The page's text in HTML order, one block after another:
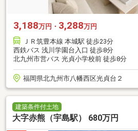
3,188万円・ 3,288万円
ＪＲ筑豊本線 本城駅 徒歩23分
西鉄バス 浅川学園台入口 徒歩8分
北九州市営バス 光貞小学校前 徒歩8分
福岡県北九州市八幡西区光貞台２
建築条件付土地
大字赤熊（宇島駅） 680万円